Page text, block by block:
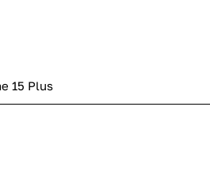
15 Plus